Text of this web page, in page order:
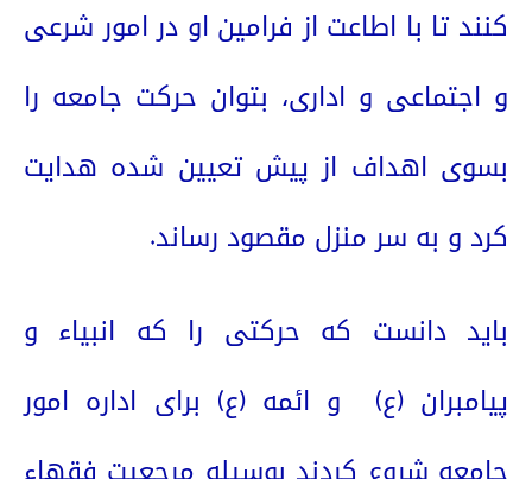
کنند تا با اطاعت از فرامین او در امور شرعی
و اجتماعی و اداری، بتوان حرکت جامعه را
بسوی اهداف از پیش تعیین شده هدایت
کرد و به سر منزل مقصود رساند.
باید دانست که حرکتی را که انبیاء و
پیامبران (ع)
و ائمه (ع) برای اداره امور